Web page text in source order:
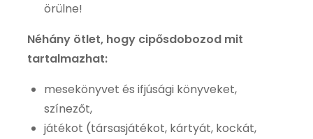
örülne!
Néhány ötlet, hogy cipősdobozod mit
tartalmazhat:
mesekönyvet és ifjúsági könyveket,
színezőt,
játékot (társasjátékot, kártyát, kockát,